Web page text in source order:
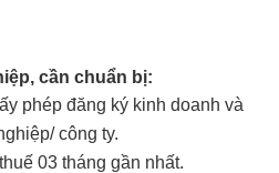
cần chuẩn bị:
phép đăng ký kinh doanh và
công ty.
03 tháng gần nhất.